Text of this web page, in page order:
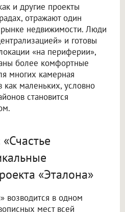
и другие проекты
отражают один
недвижимости. Люди
и готовы
«на периферии»,
более комфортные
многих камерная
как маленьких, условно
становится
«Эталона»
возводится в одном
мест всей